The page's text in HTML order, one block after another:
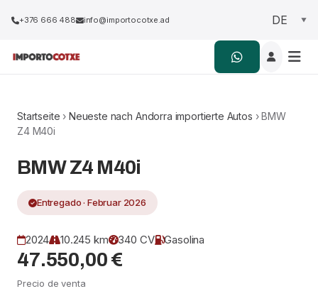
+376 666 488 info@importocotxe.ad
Startseite › Neueste nach Andorra importierte Autos › BMW
Z4 M40i
BMW Z4 M40i
Entregado · Februar 2026
2024 10.245 km 340 CV Gasolina
47.550,00 €
Precio de venta